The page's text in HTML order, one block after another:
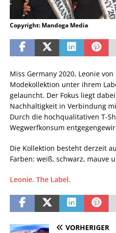
Copyright: Mandoga Media
Miss Germany 2020, Leonie
Modekollektion unter ihrem
gelauncht. Der Fokus liegt
Nachhaltigkeit in Verbindung
Durch die hochqualitativen T-
Wegwerfkonsum
Die Kollektion besteht derzeit
Farben: weiß, schwarz, mauve
Leonie. The Label.
VORHERIGER